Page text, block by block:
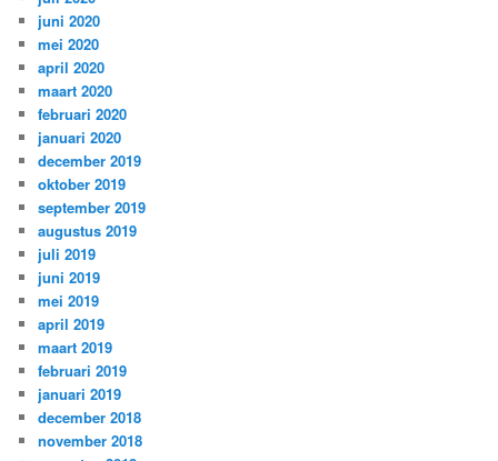
juni 2020
mei 2020
april 2020
maart 2020
februari 2020
januari 2020
december 2019
oktober 2019
september 2019
augustus 2019
juli 2019
juni 2019
mei 2019
april 2019
maart 2019
februari 2019
januari 2019
december 2018
november 2018